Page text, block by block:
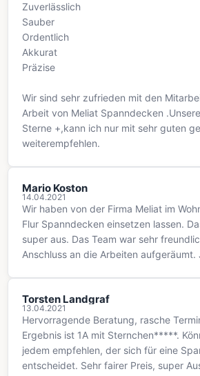
Zuverlässlich
Sauber
Ordentlich
Akkurat
Präzise
Wir sind sehr zufrieden mit den
Arbeit von Meliat Spanndecken
Sterne +,kann ich nur mit sehr guten
weiterempfehlen.
Mario Koston
14.04.2021
Wir haben von der Firma Meliat im
Flur Spanndecken einsetzen lassen.
super aus. Das Team war sehr
Anschluss an die Arbeiten
Torsten Landgraf
13.04.2021
Hervorragende Beratung, rasche
Ergebnis ist 1A mit Sternchen*****.
jedem empfehlen, der sich für eine
entscheidet. Sehr fairer Preis, super